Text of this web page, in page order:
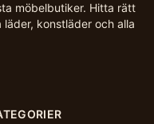
möbelbutiker. Hitta rätt
konstläder och alla